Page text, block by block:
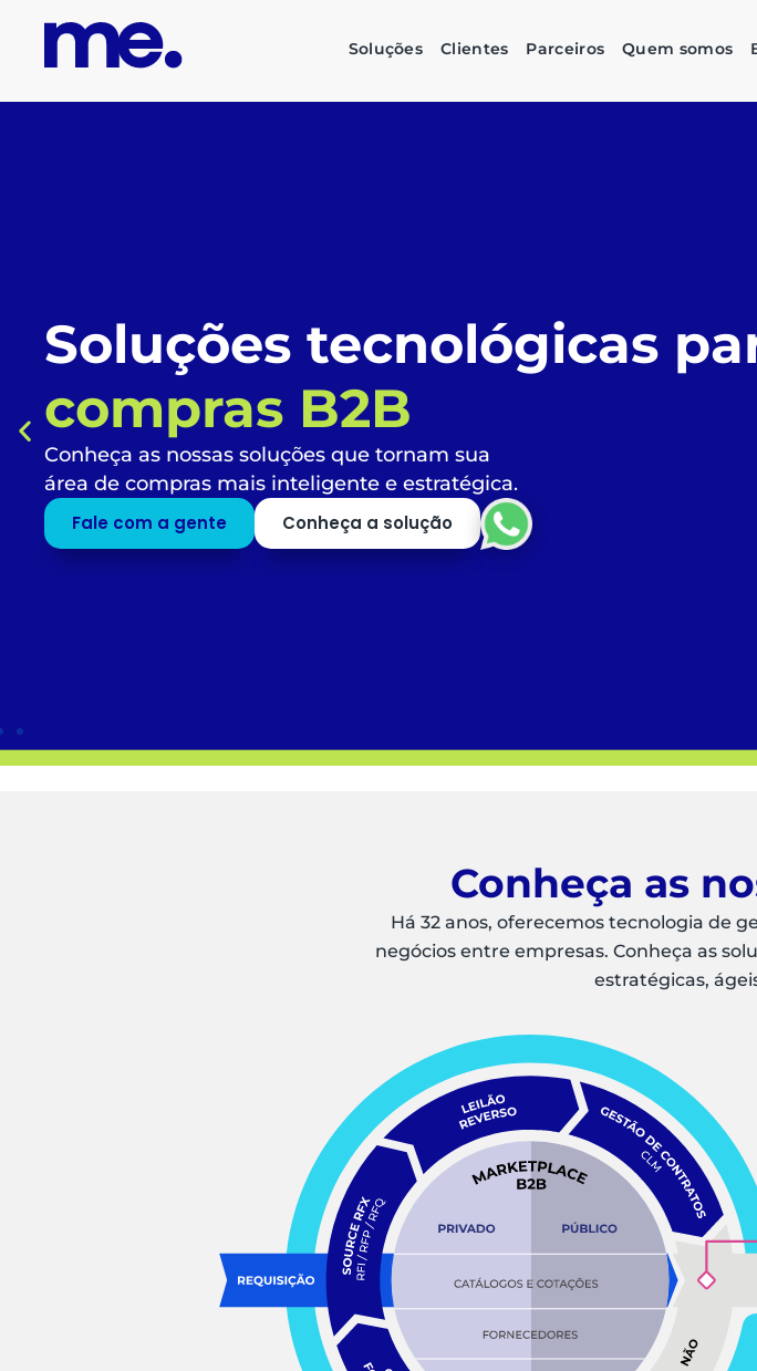
Soluções Clientes Parceiros Quem somos
corporativas ésimples,
inteligente e sustentável
Automatize todo o fluxo de compras, liberando
profissionais para o que mais agrega valor ao
negócio.
Conheça as
Há 32 anos, oferecemos tecnologia de
negócios entre empresas. Conheça as
estratégicas,